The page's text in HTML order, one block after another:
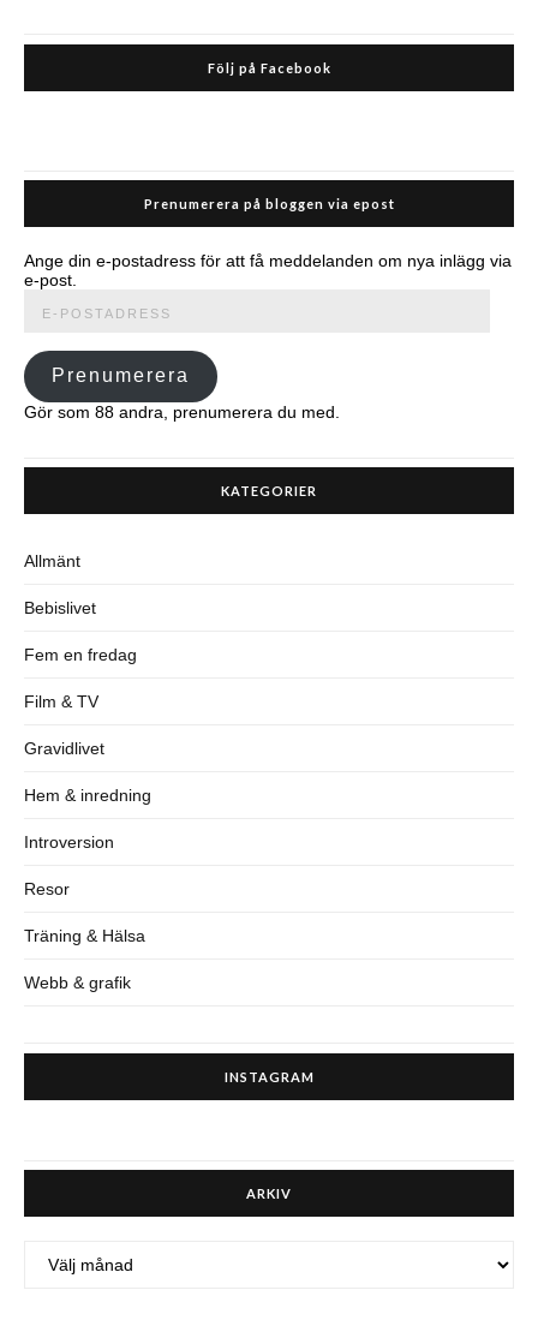
Följ på Facebook
Prenumerera på bloggen via epost
Ange din e-postadress för att få meddelanden om nya inlägg via
e-post.
postadress
Prenumerera
Gör som 88 andra, prenumerera du med.
KATEGORIER
Allmänt
Bebislivet
Fem en fredag
Film & TV
Gravidlivet
Hem & inredning
Introversion
Resor
Träning & Hälsa
Webb & grafik
INSTAGRAM
ARKIV